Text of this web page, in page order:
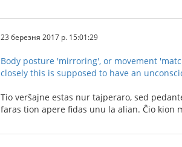
23 березня 2017 р. 15:01:29
Body posture 'mirroring', or movement
closely this is supposed to have an
Tio verŝajne estas nur tajperaro, sed
faras tion apere fidas unu la alian. Ĉio kion